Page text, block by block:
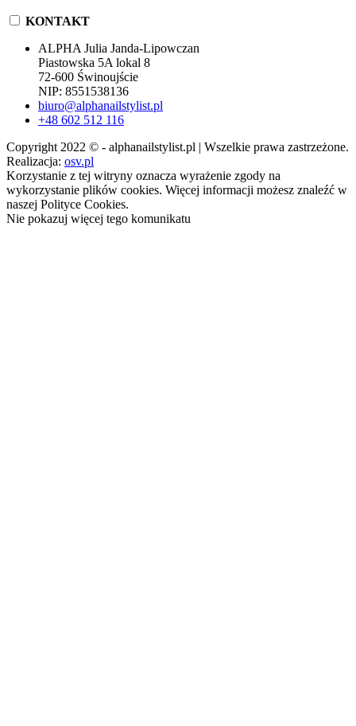
KONTAKT
ALPHA Julia Janda-Lipowczan
Piastowska 5A lokal 8
72-600 Świnoujście
NIP: 8551538136
biuro@alphanailstylist.pl
+48 602 512 116
Copyright 2022 © - alphanailstylist.pl | Wszelkie prawa zastrzeżone.
Realizacja: osv.pl
Korzystanie z tej witryny oznacza wyrażenie zgody na
wykorzystanie plików cookies. Więcej informacji możesz znaleźć w
naszej Polityce Cookies.
Nie pokazuj więcej tego komunikatu